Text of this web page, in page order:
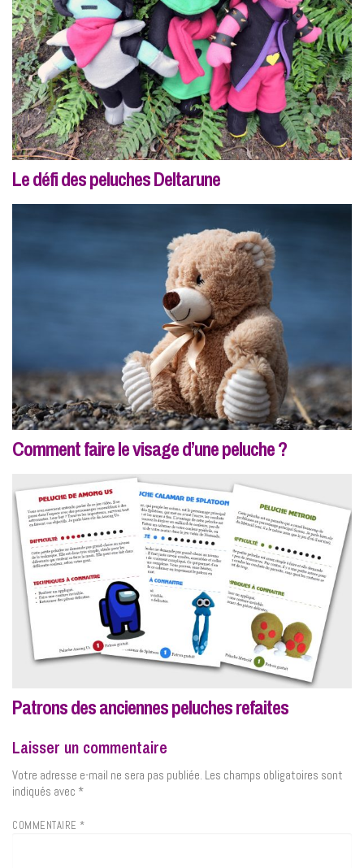
Le défi des peluches Deltarune
Comment faire le visage d’une peluche ?
Patrons des anciennes peluches refaites
Laisser un commentaire
Votre adresse e-mail ne sera pas publiée. Les champs obligatoires sont
indiqués avec *
COMMENTAIRE *